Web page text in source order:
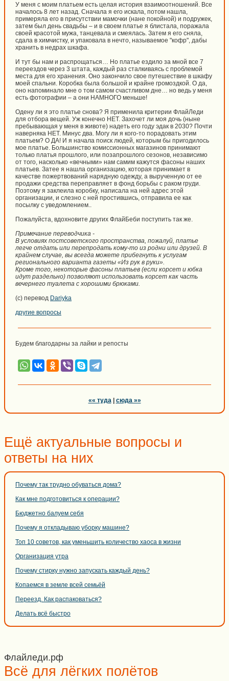
У меня с моим платьем есть целая история взаимоотношений. Все
началось 8 лет назад. Сначала я его искала, потом нашла,
примеряла его в присутствии мамочки (нане покойной) и подружек,
затем был день свадьбы – и в своем платье я блистала, поражала
своей красотой мужа, танцевала и смеялась. Затем я его сняла,
сдала в химчистку, и упаковала в нечто, называемое "кофр", дабы
хранить в недрах шкафа.
И тут бы нам и распрощаться… Но платье ездило за мной все 7
переездов через 3 штата, каждый раз сталкиваясь с проблемой
места для его хранения. Оно закончило свое путешествие в шкафу
моей спальни. Коробка была большой и крайне громоздкой. О да,
оно напоминало мне о том самом счастливом дне… но ведь у меня
есть фотографии – а они НАМНОГО меньше!
Одену ли я это платье снова? Я применила критерии ФлайЛеди
для отбора вещей. Уж конечно НЕТ. Захочет ли моя дочь (ныне
пребывающая у меня в животе) надеть его году эдак в 2030? Почти
наверняка НЕТ. Минус два. Могу ли я кого-то порадовать этим
платьем? О ДА! И я начала поиск людей, которым бы пригодилось
мое платье. Большинство комиссионных магазинов принимают
только платья прошлого, или позапрошлого сезонов, независимо
от того, насколько «вечными» нам самим кажутся фасоны наших
платьев. Затее я нашла организацию, которая принимает в
качестве пожертвований нарядную одежду, а вырученную от ее
продажи средства переправляет в фонд борьбы с раком груди.
Поэтому я заклеила коробку, написала на ней адрес этой
организации, и слезно с ней простившись, отправила ее как
посылку с уведомлением..
Пожалуйста, вдохновите других ФлайБеби поступить так же.
Примечание переводчика -
В условиях постсоветского пространства, пожалуй, платье
легче отдать или перепродать кому-то из родни или друзей. В
крайнем случае, вы всегда можете прибегнуть к услугам
регионального варианта газеты «Из рук в руки».
Кроме того, некоторые фасоны платьев (если корсет и юбка
идут раздельно) позволяют использовать корсет как часть
вечернего туалета с хорошими брюками.
(c) перевод Dariyka
другие вопросы
Будем благодарны за лайки и репосты
«« туда | сюда »»
Ещё актуальные вопросы и
ответы на них
Почему так трудно обуваться дома?
Как мне подготовиться к операции?
Бюджетно балуем себя
Почему я откладываю уборку машине?
Топ 10 советов, как уменьшить количество хаоса в жизни
Организация утра
Почему стирку нужно запускать каждый день?
Копаемся в земле всей семьёй
Переезд. Как распаковаться?
Делать всё быстро
Флайледи.рф
Всё для лёгких полётов